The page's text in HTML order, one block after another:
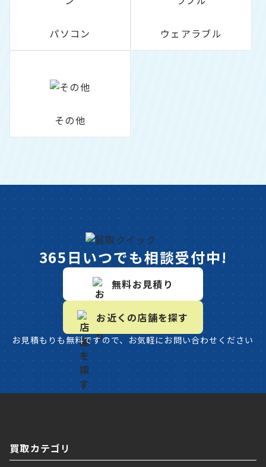
パソコン ウェアラブル
その他
365日いつでも相談受付中!
無料お見積り
お近くの店舗を探す
お見積もりも無料ですので、お気軽にお問い合わせください
買取カテゴリ